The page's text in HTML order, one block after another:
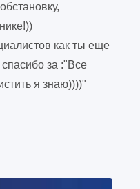
как ты еще
спасибо за :"Все
я знаю))))"